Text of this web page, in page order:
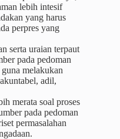
lebih intesif
yang harus
perpres yang
serta uraian terpaut
pada pedoman
melakukan
adil,
merata soal proses
pada pedoman
permasalahan